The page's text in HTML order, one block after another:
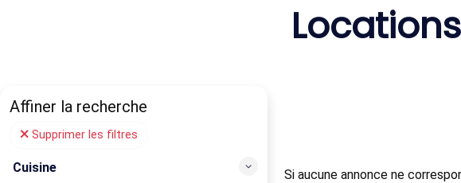
Affiner la recherche
Supprimer les filtres
Cuisine
Si aucune annonce ne